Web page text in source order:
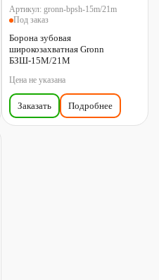
Артикул: gronn-bpsh-15m/21m
Под заказ
Борона зубовая
широкозахватная Gronn
БЗШ-15М/21М
Цена не указана
Заказать Подробнее